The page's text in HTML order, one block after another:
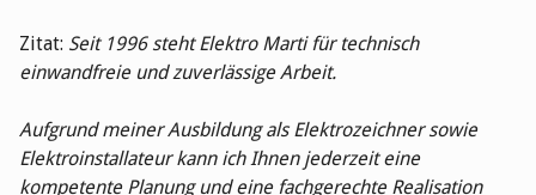
Zitat: Seit 1996 steht Elektro Marti für technisch
einwandfreie und zuverlässige Arbeit.
Aufgrund meiner Ausbildung als Elektrozeichner sowie
Elektroinstallateur kann ich Ihnen jederzeit eine
kompetente Planung und eine fachgerechte Realisation